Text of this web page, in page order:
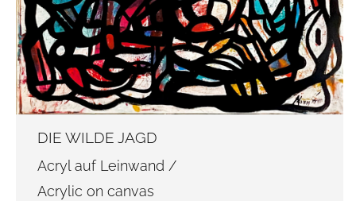
DIE WILDE JAGD
Acryl auf Leinwand /
Acrylic on canvas